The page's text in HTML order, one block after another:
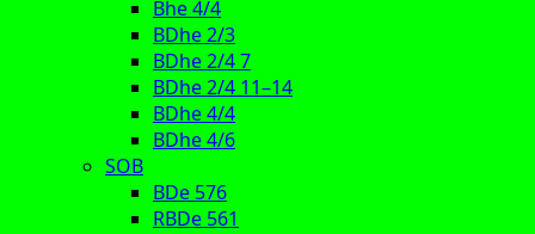
Bhe 4/4
BDhe 2/3
BDhe 2/4 7
BDhe 2/4 11–14
BDhe 4/4
BDhe 4/6
SOB
BDe 576
RBDe 561